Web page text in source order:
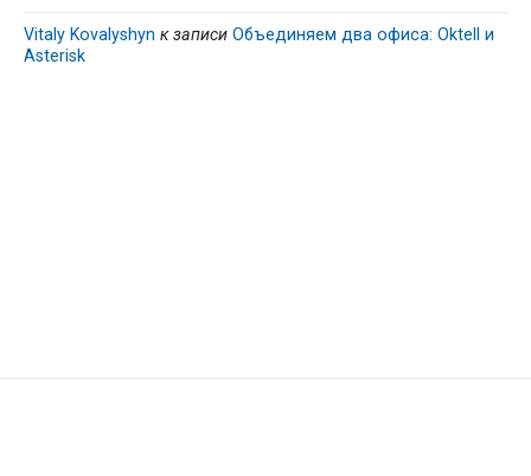
Vitaly Kovalyshyn к записи Объединяем два офиса: Oktell и
Asterisk